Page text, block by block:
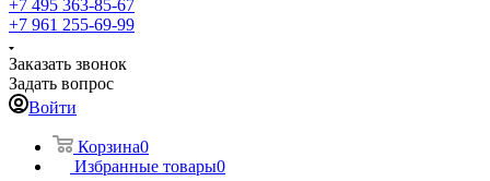
+7 495 363-85-67
+7 961 255-69-99
Заказать звонок
Задать вопрос
Войти
Корзина0
Избранные товары0